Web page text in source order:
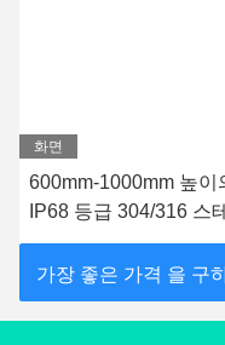
화면
600mm-1000mm 높이
IP68 등급 304/316 스
리스 스틸 자동 볼라드
압 보안용)
가장 좋은 가격 을 구